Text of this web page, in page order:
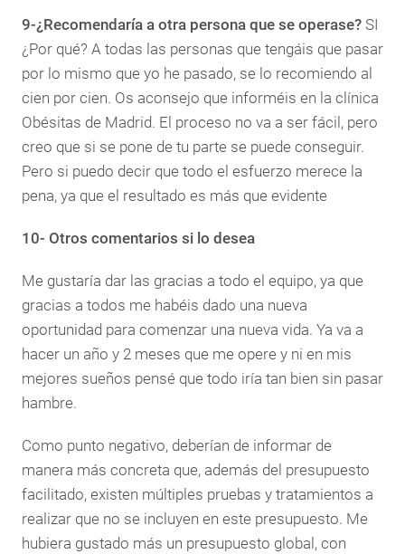
9-¿Recomendaría a otra persona que se operase? SI
¿Por qué? A todas las personas que tengáis que pasar
por lo mismo que yo he pasado, se lo recomiendo al
cien por cien. Os aconsejo que informéis en la clínica
Obésitas de Madrid. El proceso no va a ser fácil, pero
creo que si se pone de tu parte se puede conseguir.
Pero si puedo decir que todo el esfuerzo merece la
pena, ya que el resultado es más que evidente
10- Otros comentarios si lo desea
Me gustaría dar las gracias a todo el equipo, ya que
gracias a todos me habéis dado una nueva
oportunidad para comenzar una nueva vida. Ya va a
hacer un año y 2 meses que me opere y ni en mis
mejores sueños pensé que todo iría tan bien sin pasar
hambre.
Como punto negativo, deberían de informar de
manera más concreta que, además del presupuesto
facilitado, existen múltiples pruebas y tratamientos a
realizar que no se incluyen en este presupuesto. Me
hubiera gustado más un presupuesto global, con